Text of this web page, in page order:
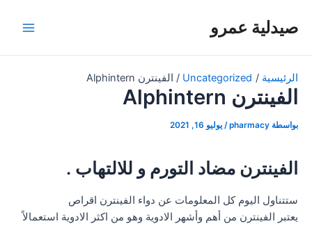
صيدلية عمرو
الرئيسية Uncategorized الفينترن Alphintern
الفينترن Alphintern
بواسطة pharmacy
/ يوليو 16, 2021
الفينترن مضاد التورم و للالتهاب .
ستتناول اليوم كل المعلومات عن دواء الفينترن اقراص
يعتبر الفينترن من أهم وأشهر الادوية وهو من اكثر الادوية استعمالاً